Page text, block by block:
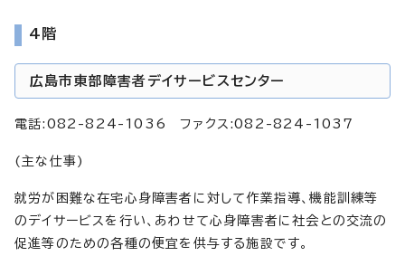
4階
広島市東部障害者デイサービスセンター
電話:082-824-1036 ファクス:082-824-1037
(主な仕事)
就労が困難な在宅心身障害者に対して作業指導、機能訓練等
のデイサービスを行い、あわせて心身障害者に社会との交流の
促進等のための各種の便宜を供与する施設です。